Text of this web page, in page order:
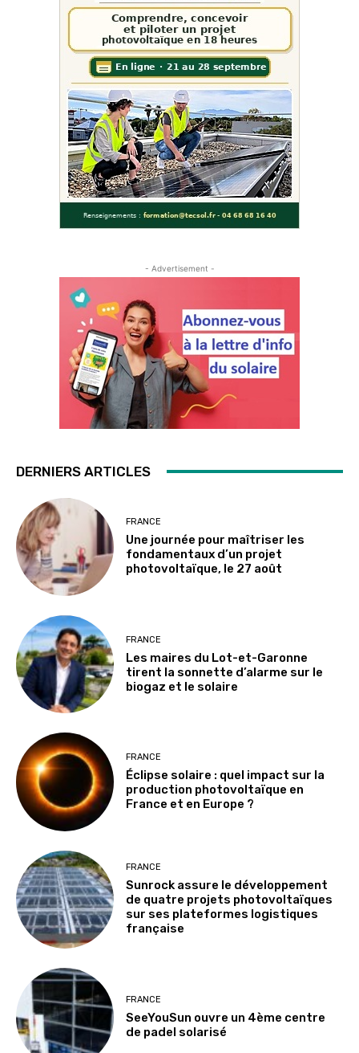
- Advertisement -
DERNIERS ARTICLES
FRANCE
Une journée pour maîtriser les
fondamentaux d’un projet
photovoltaïque, le 27 août
FRANCE
Les maires du Lot-et-Garonne
tirent la sonnette d’alarme sur le
biogaz et le solaire
FRANCE
Éclipse solaire : quel impact sur la
production photovoltaïque en
France et en Europe ?
FRANCE
Sunrock assure le développement
de quatre projets photovoltaïques
sur ses plateformes logistiques
française
FRANCE
SeeYouSun ouvre un 4ème centre
de padel solarisé